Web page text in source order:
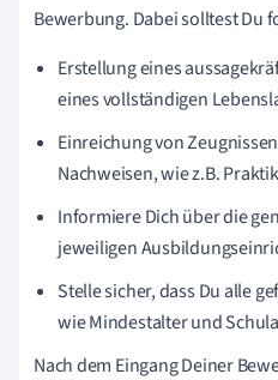
Bewerbung. Dabei solltest Du
Erstellung eines
eines vollständigen
Einreichung von
Nachweisen, wie z.B.
Informiere Dich über die
jeweiligen
Stelle sicher, dass Du alle
wie Mindestalter und
Nach dem Eingang Deiner